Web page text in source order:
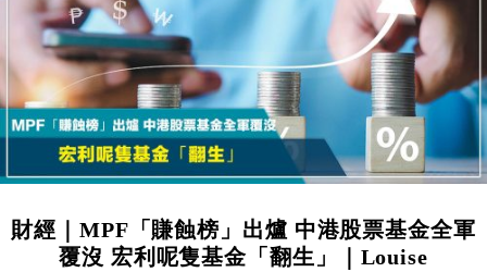
15:47
財經｜恒隆10月換帥 玩具「反」斗城亞洲CEO蔡德
粦接任
15:11
財經｜韓股反覆波動收跌 連挫7周創逾3年最長跌勢
13:44
財經｜內地7月美元計價出口增近24%勝預期 貿易順
差達1125億美元
12:44
財經｜日本春季三度入市撐日圓 4月單日斥6.28萬億
11:12
國際｜特朗普料美伊戰事快結束 承認部分彈藥庫存緊
張
財經｜MPF「賺蝕榜」出爐 中港股票基金全軍
覆沒 宏利呢隻基金「翻生」｜Louise